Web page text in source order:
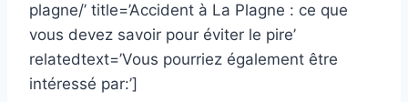
plagne/’ title=’Accident à La Plagne : ce que
vous devez savoir pour éviter le pire’
relatedtext=’Vous pourriez également être
intéressé par:’]